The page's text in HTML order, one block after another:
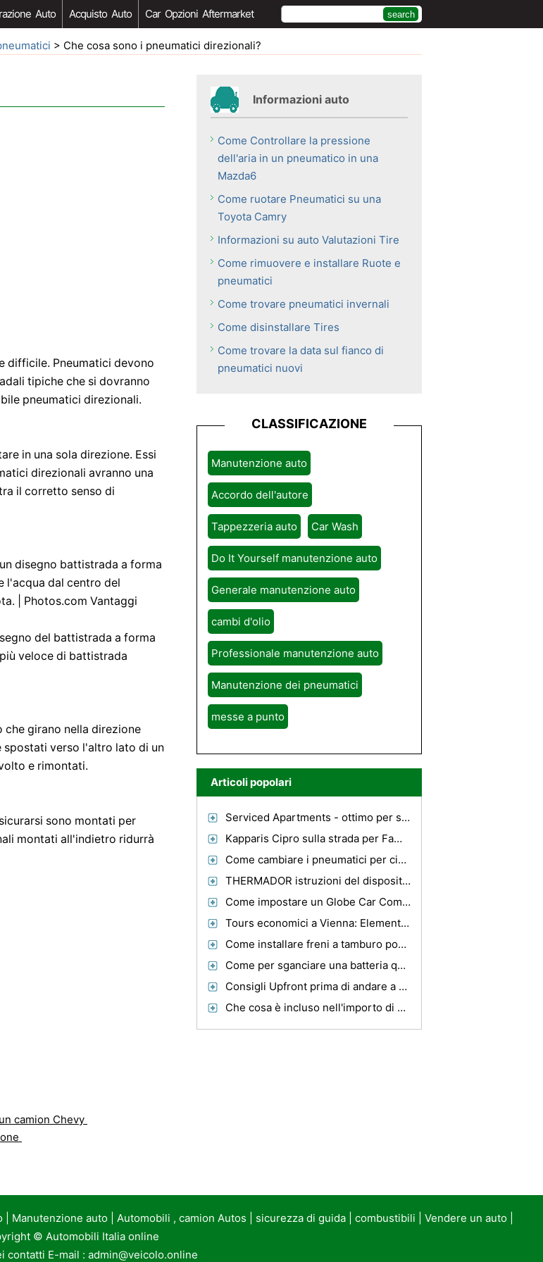
Auto Acquisto Auto Car Opzioni Aftermarket
> Che cosa sono i pneumatici direzionali?
difficile. Pneumatici devono
tipiche che si dovranno
pneumatici direzionali.
in una sola direzione. Essi
direzionali avranno una
il corretto senso di
disegno battistrada a forma
l'acqua dal centro del
| Photos.com Vantaggi
del battistrada a forma
veloce di battistrada
girano nella direzione
spostati verso l'altro lato di un
e rimontati.
sono montati per
montati all'indietro ridurrà
camion Chevy
Informazioni auto
Come Controllare la pressione
dell'aria in un pneumatico in una
Mazda6
Come ruotare Pneumatici su una
Toyota Camry
Informazioni su auto Valutazioni Tire
Come rimuovere e installare Ruote e
pneumatici
Come trovare pneumatici invernali
Come disinstallare Tires
Come trovare la data sul fianco di
pneumatici nuovi
CLASSIFICAZIONE
Manutenzione auto
Accordo dell'autore
Tappezzeria auto Car Wash
Do It Yourself manutenzione auto
Generale manutenzione auto
cambi d'olio
Professionale manutenzione auto
Manutenzione dei pneumatici
messe a punto
Articoli popolari
Serviced Apartments - ottimo per soggiorni di lavoro e soggiorni estesi
Kapparis Cipro sulla strada per Famagosta
Come cambiare i pneumatici per ciclomotori
THERMADOR istruzioni del dispositivo di raffreddamento della palude
Come impostare un Globe Car Compass
Tours economici a Vienna: Elementi di base da sapere
Come installare freni a tamburo posteriori su una Chevy
Come per sganciare una batteria quando si traina un Jeep
Consigli Upfront prima di andare a un asta Auto Repo
Che cosa è incluso nell'importo di una vacanza All Inclusive
| Manutenzione auto| Automobili , camion Autos sicurezza di guida| combustibili Vendere un auto|
© Automobili Italia online
contatti E-mail : admin@veicolo.online